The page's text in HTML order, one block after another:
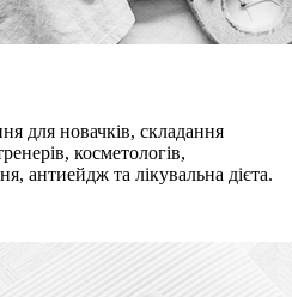
для новачків, складання
косметологів,
антиейдж та лікувальна дієта.